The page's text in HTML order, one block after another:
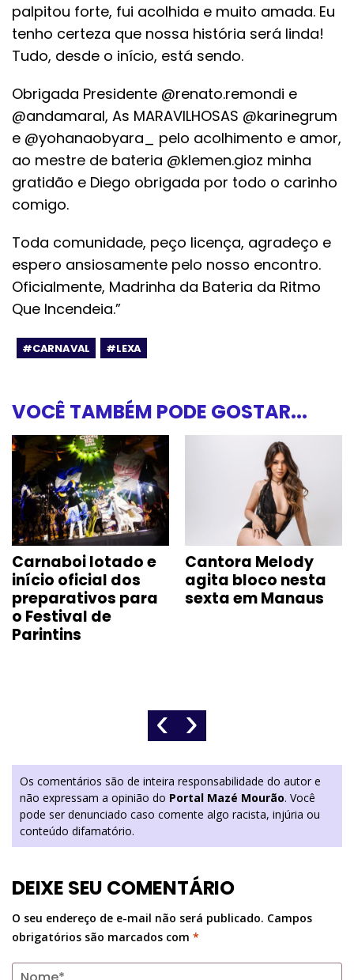
palpitou forte, fui acolhida e muito amada. Eu
tenho certeza que nossa história será linda!
Tudo, desde o início, está sendo.
Obrigada Presidente @renato.remondi e
@andamaral, As MARAVILHOSAS @karinegrum
e @yohanaobyara_ pelo acolhimento e amor,
ao mestre de bateria @klemen.gioz minha
gratidão e Diego obrigada por todo o carinho
comigo.
Toda comunidade, peço licença, agradeço e
espero ansiosamente pelo nosso encontro.
Oficialmente, Madrinha da Bateria da Ritmo
Que Incendeia.”
#CARNAVAL #LEXA
VOCÊ TAMBÉM PODE GOSTAR...
Carnaboi lotado e
início oficial dos
preparativos para
o Festival de
Parintins
Cantora Melody
agita bloco nesta
sexta em Manaus
‹ ›
Os comentários são de inteira responsabilidade do autor e
não expressam a opinião do Portal Mazé Mourão. Você
pode ser denunciado caso comente algo racista, injúria ou
conteúdo difamatório.
DEIXE SEU COMENTÁRIO
O seu endereço de e-mail não será publicado. Campos
obrigatórios são marcados com *